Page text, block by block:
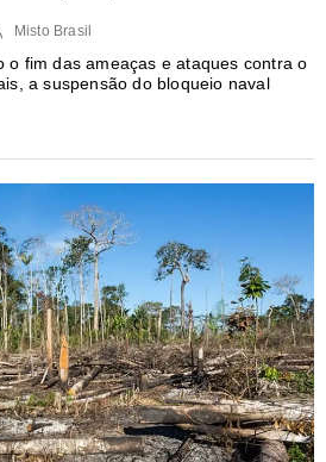
Misto Brasil
o fim das ameaças e ataques contra o
a suspensão do bloqueio naval